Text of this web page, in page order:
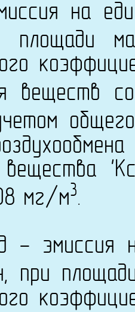
на
площади
веществ
вещества
мг/м3.
- эмиссия
при